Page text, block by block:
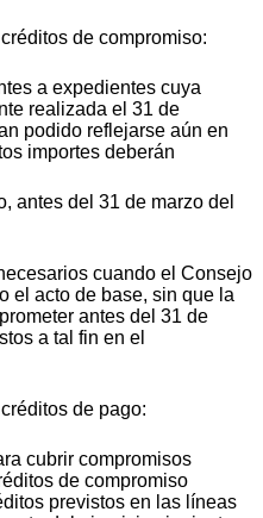
de compromiso:
a expedientes cuya
realizada el 31 de
podido reflejarse aún en
importes deberán
antes del 31 de marzo del
cuando el Consejo
el acto de base, sin que la
antes del 31 de
a tal fin en el
de pago:
cubrir compromisos
de compromiso
previstos en las líneas